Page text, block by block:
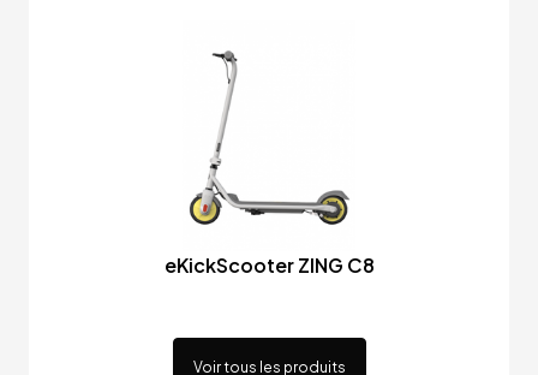
eKickScooter ZING C8
Voir tous les produits